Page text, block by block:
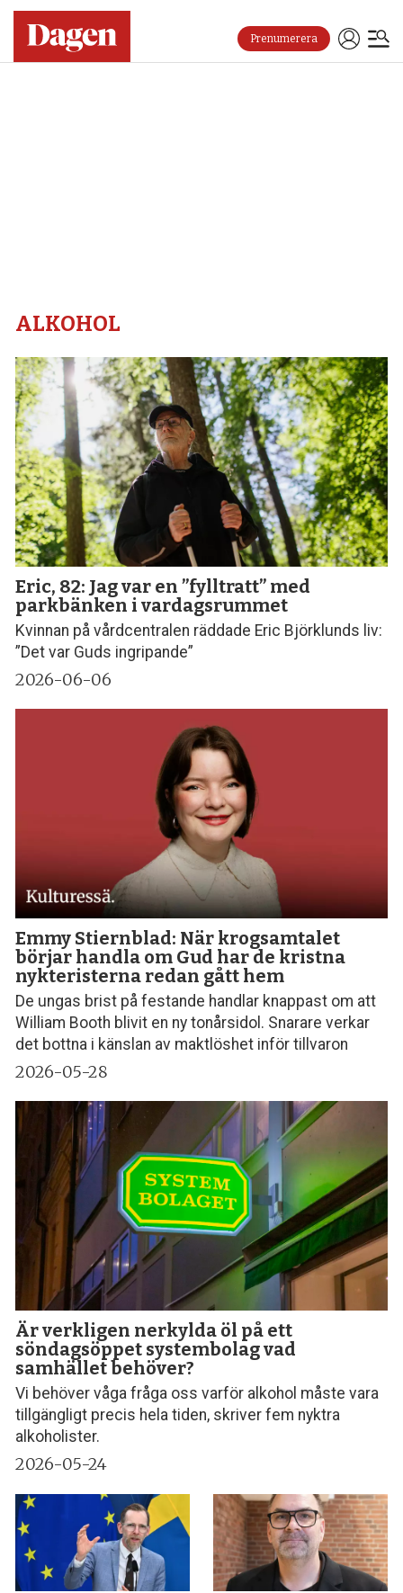
Prenumerera
ALKOHOL
Eric, 82: Jag var en ”fylltratt” med
parkbänken i vardagsrummet
Kvinnan på vårdcentralen räddade Eric Björklunds liv:
”Det var Guds ingripande”
2026-06-06
Emmy Stiernblad: När krogsamtalet
börjar handla om Gud har de kristna
nykteristerna redan gått hem
De ungas brist på festande handlar knappast om att
William Booth blivit en ny tonårsidol. Snarare verkar
det bottna i känslan av maktlöshet inför tillvaron
2026-05-28
Är verkligen nerkylda öl på ett
söndagsöppet systembolag vad
samhället behöver?
Vi behöver våga fråga oss varför alkohol måste vara
tillgängligt precis hela tiden, skriver fem nyktra
alkoholister.
2026-05-24